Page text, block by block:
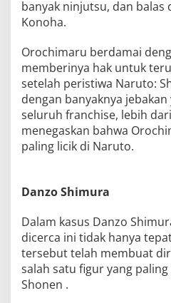
banyak ninjutsu, dan balas
Konoha.
Orochimaru berdamai
memberinya hak untuk
setelah peristiwa Naruto:
dengan banyaknya
seluruh franchise, lebih
menegaskan bahwa
paling licik di Naruto.
Danzo Shimura
Dalam kasus Danzo
dicerca ini tidak hanya
tersebut telah membuat
salah satu figur yang
Shonen .